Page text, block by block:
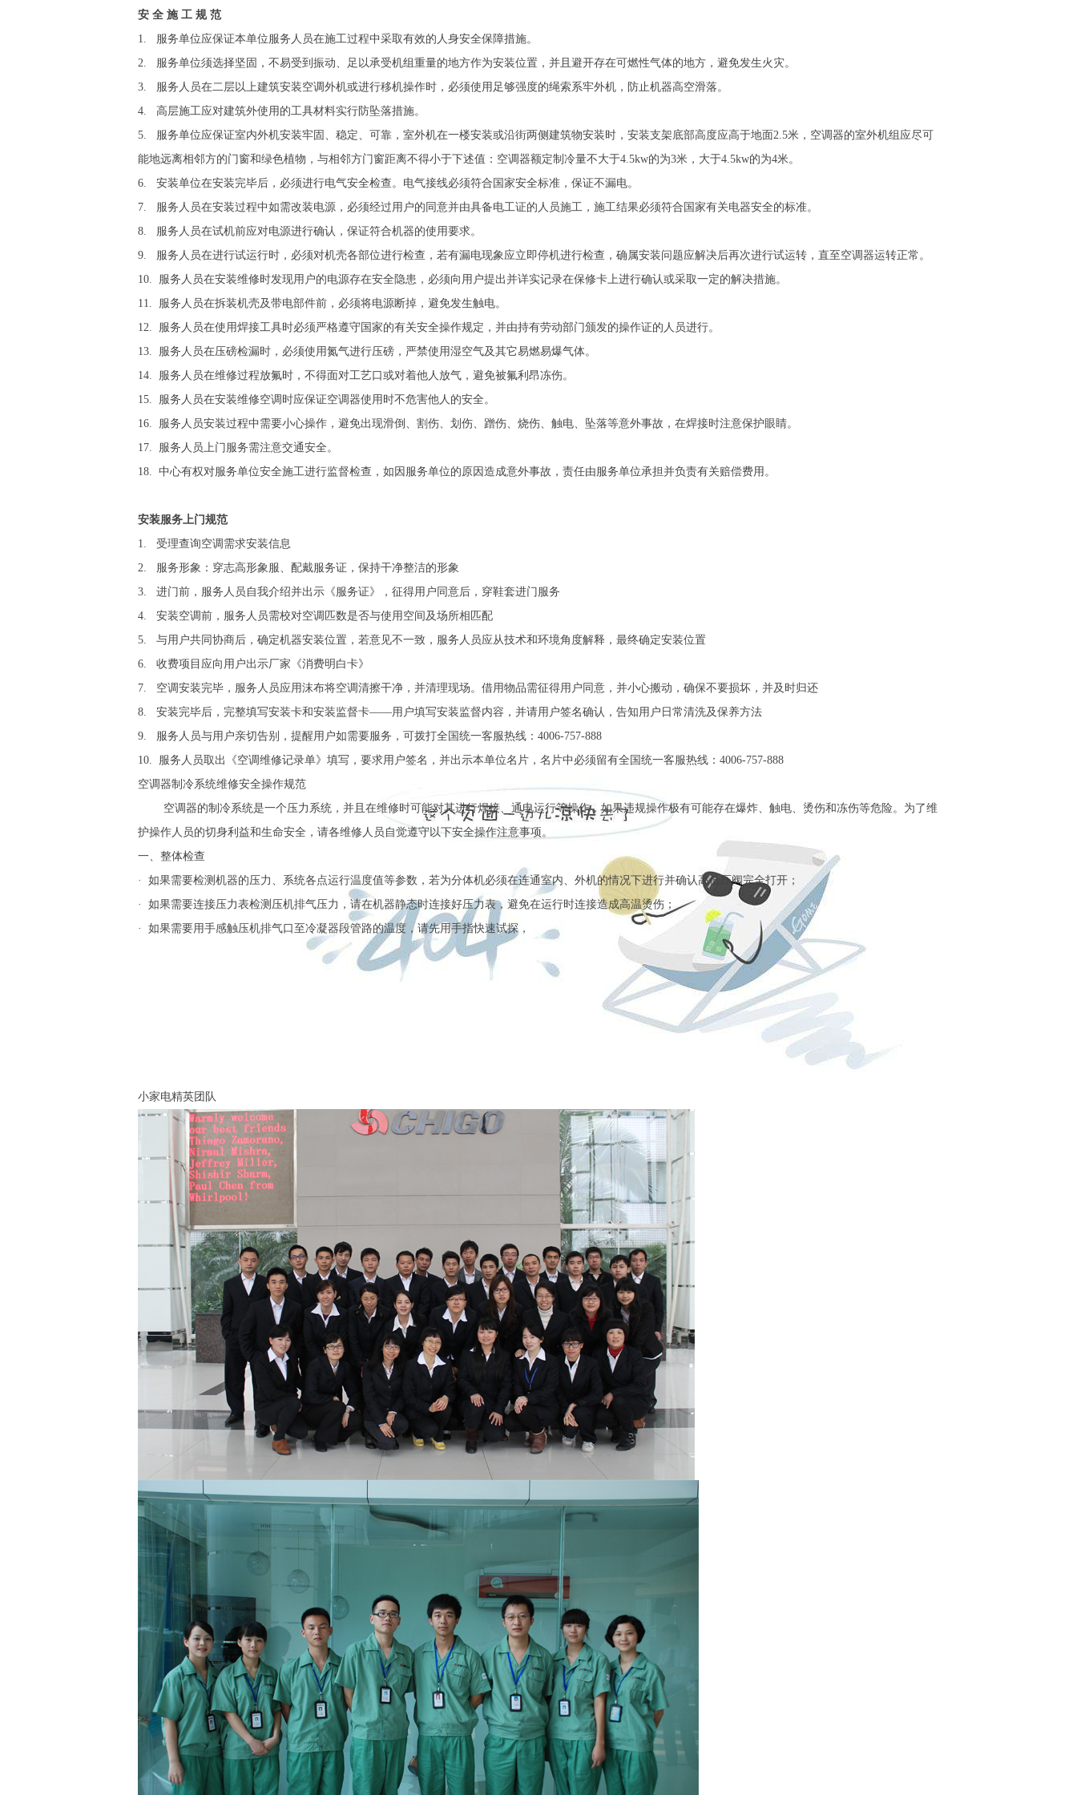
安 全 施 工 规 范
1. 服务单位应保证本单位服务人员在施工过程中采取有效的人身安全保障措施。
2. 服务单位须选择坚固，不易受到振动、足以承受机组重量的地方作为安装位置，并且避开存在可燃性气体的地方，避免发生火灾。
3. 服务人员在二层以上建筑安装空调外机或进行移机操作时，必须使用足够强度的绳索系牢外机，防止机器高空滑落。
4. 高层施工应对建筑外使用的工具材料实行防坠落措施。
5. 服务单位应保证室内外机安装牢固、稳定、可靠，室外机在一楼安装或沿街两侧建筑物安装时，安装支架底部高度应高于地面2.5米，空调器的室外机组应尽可
能地远离相邻方的门窗和绿色植物，与相邻方门窗距离不得小于下述值：空调器额定制冷量不大于4.5kw的为3米，大于4.5kw的为4米。
6. 安装单位在安装完毕后，必须进行电气安全检查。电气接线必须符合国家安全标准，保证不漏电。
7. 服务人员在安装过程中如需改装电源，必须经过用户的同意并由具备电工证的人员施工，施工结果必须符合国家有关电器安全的标准。
8. 服务人员在试机前应对电源进行确认，保证符合机器的使用要求。
9. 服务人员在进行试运行时，必须对机壳各部位进行检查，若有漏电现象应立即停机进行检查，确属安装问题应解决后再次进行试运转，直至空调器运转正常。
10. 服务人员在安装维修时发现用户的电源存在安全隐患，必须向用户提出并详实记录在保修卡上进行确认或采取一定的解决措施。
11. 服务人员在拆装机壳及带电部件前，必须将电源断掉，避免发生触电。
12. 服务人员在使用焊接工具时必须严格遵守国家的有关安全操作规定，并由持有劳动部门颁发的操作证的人员进行。
13. 服务人员在压磅检漏时，必须使用氮气进行压磅，严禁使用湿空气及其它易燃易爆气体。
14. 服务人员在维修过程放氟时，不得面对工艺口或对着他人放气，避免被氟利昂冻伤。
15. 服务人员在安装维修空调时应保证空调器使用时不危害他人的安全。
16. 服务人员安装过程中需要小心操作，避免出现滑倒、割伤、划伤、蹭伤、烧伤、触电、坠落等意外事故，在焊接时注意保护眼睛。
17. 服务人员上门服务需注意交通安全。
18. 中心有权对服务单位安全施工进行监督检查，如因服务单位的原因造成意外事故，责任由服务单位承担并负责有关赔偿费用。
安装服务上门规范
1. 受理查询空调需求安装信息
2. 服务形象：穿志高形象服、配戴服务证，保持干净整洁的形象
3. 进门前，服务人员自我介绍并出示《服务证》，征得用户同意后，穿鞋套进门服务
4. 安装空调前，服务人员需校对空调匹数是否与使用空间及场所相匹配
5. 与用户共同协商后，确定机器安装位置，若意见不一致，服务人员应从技术和环境角度解释，最终确定安装位置
6. 收费项目应向用户出示厂家《消费明白卡》
7. 空调安装完毕，服务人员应用沫布将空调清擦干净，并清理现场。借用物品需征得用户同意，并小心搬动，确保不要损坏，并及时归还
8. 安装完毕后，完整填写安装卡和安装监督卡——用户填写安装监督内容，并请用户签名确认，告知用户日常清洗及保养方法
9. 服务人员与用户亲切告别，提醒用户如需要服务，可拨打全国统一客服热线：4006-757-888
10. 服务人员取出《空调维修记录单》填写，要求用户签名，并出示本单位名片，名片中必须留有全国统一客服热线：4006-757-888
空调器制冷系统维修安全操作规范
空调器的制冷系统是一个压力系统，并且在维修时可能对其进行焊接、通电运行等操作，如果违规操作极有可能存在爆炸、触电、烫伤和冻伤等危险。为了维
护操作人员的切身利益和生命安全，请各维修人员自觉遵守以下安全操作注意事项。
一、整体检查
· 如果需要检测机器的压力、系统各点运行温度值等参数，若为分体机必须在连通室内、外机的情况下进行并确认高低压阀完全打开；
· 如果需要连接压力表检测压机排气压力，请在机器静态时连接好压力表，避免在运行时连接造成高温烫伤；
· 如果需要用手感触压机排气口至冷凝器段管路的温度，请先用手指快速试探，
小家电精英团队